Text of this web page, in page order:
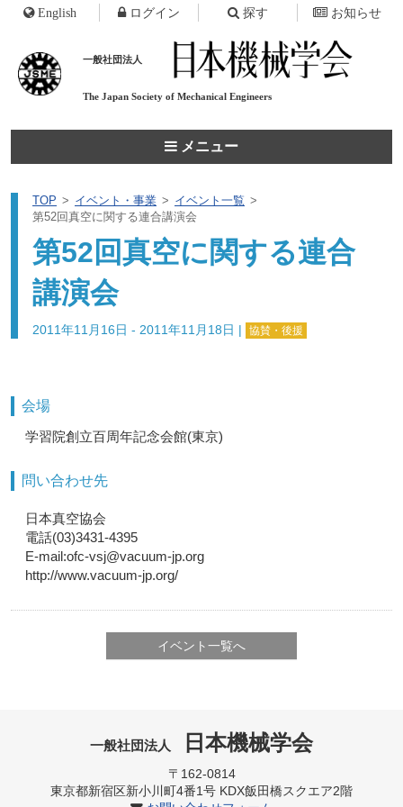
一般社団法人
The Japan Society of Mechanical Engineers
メニュー
English ログイン 探す お知らせ
TOP イベント・事業
イベント一覧
第52回真空に関する連合講演会
第52回真空に関する連合
講演会
2011年11月16日 - 2011年11月18日 | 協賛・後援
会場
学習院創立百周年記念会館(東京)
問い合わせ先
日本真空協会
電話(03)3431-4395
E-mail:ofc-vsj@vacuum-jp.org
http://www.vacuum-jp.org/
イベント一覧へ
一般社団法人 日本機械学会
〒162-0814
東京都新宿区新小川町4番1号 KDX飯田橋スクエア2階